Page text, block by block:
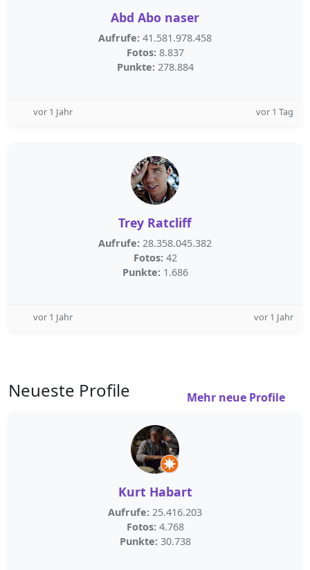
Abd Abo naser
Aufrufe: 41.581.978.458
Fotos: 8.837
Punkte: 278.884
vor 1 Jahr vor 1 Tag
Trey Ratcliff
Aufrufe: 28.358.045.382
Fotos: 42
Punkte: 1.686
vor 1 Jahr vor 1 Jahr
Neueste Profile Mehr neue Profile
Kurt Habart
Aufrufe: 25.416.203
Fotos: 4.768
Punkte: 30.738